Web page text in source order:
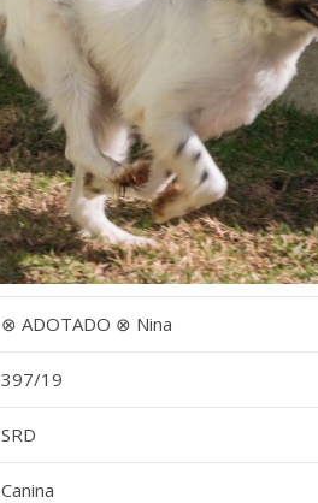
⊗ ADOTADO ⊗ Nina
397/19
SRD
Canina